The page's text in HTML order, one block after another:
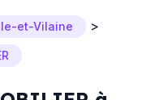
et-Vilaine >